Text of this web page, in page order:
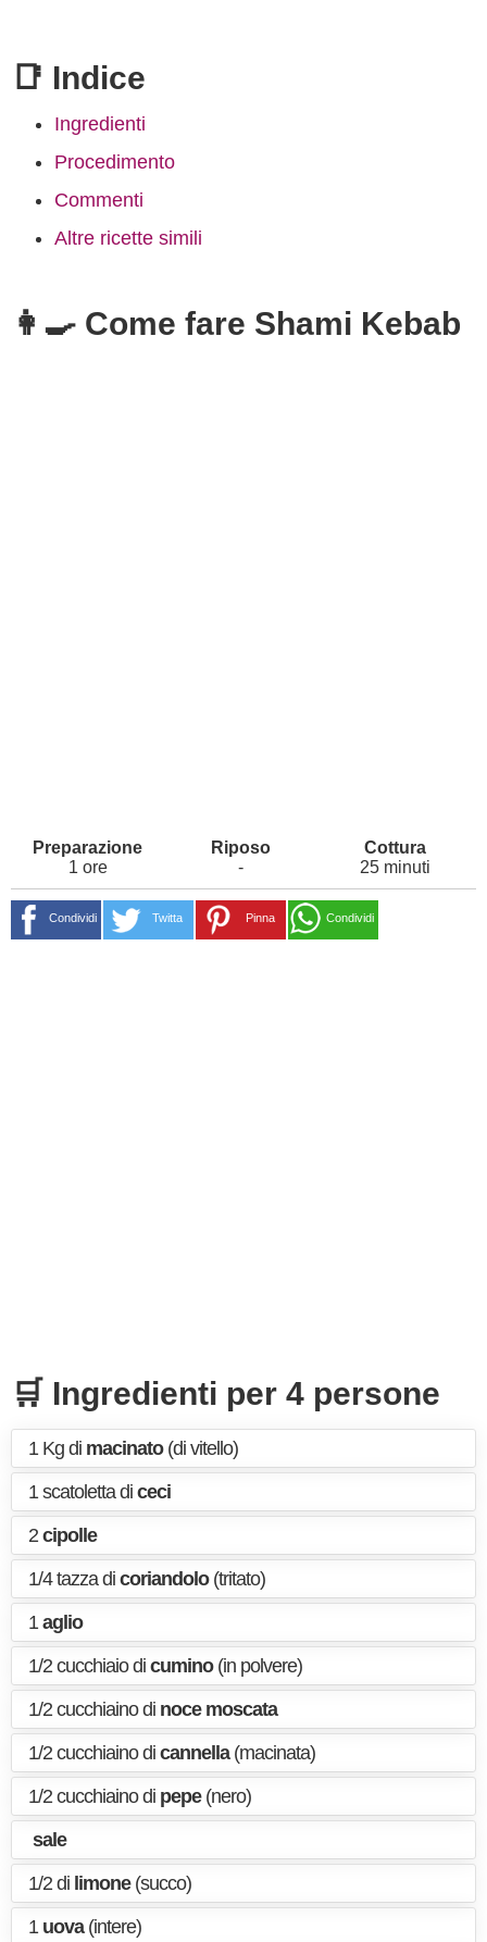
📑 Indice
Ingredienti
Procedimento
Commenti
Altre ricette simili
👩‍🍳 Come fare Shami Kebab
1 ore - 25 minuti
Condividi Twitta Pinna Condividi
🛒 Ingredienti per 4 persone
1 Kg di macinato(di vitello)
1 scatoletta di ceci
2 cipolle
1/4 tazza di coriandolo(tritato)
1aglio
1/2 cucchiaio di cumino(in polvere)
1/2 cucchiaino di noce moscata
1/2 cucchiaino di cannella(macinata)
1/2 cucchiaino di pepe(nero)
sale
1/2 di limone(succo)
1 uova(intere)